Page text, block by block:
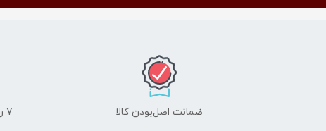
ضمانت اصل‌بودن کالا 7 روز ضمانت مرجوعی کالا